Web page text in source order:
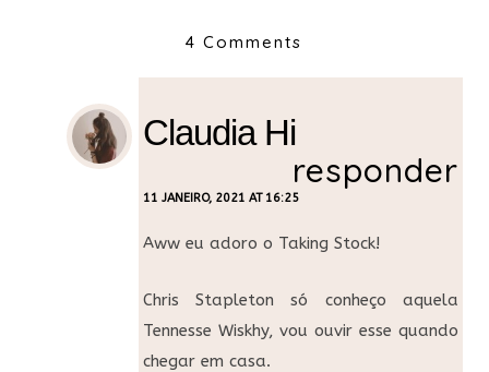
4 Comments
Claudia Hi
11 JANEIRO, 2021 AT 16:25
responder
Aww eu adoro o Taking Stock!
Chris Stapleton só conheço aquela
Tennesse Wiskhy, vou ouvir esse quando
chegar em casa.